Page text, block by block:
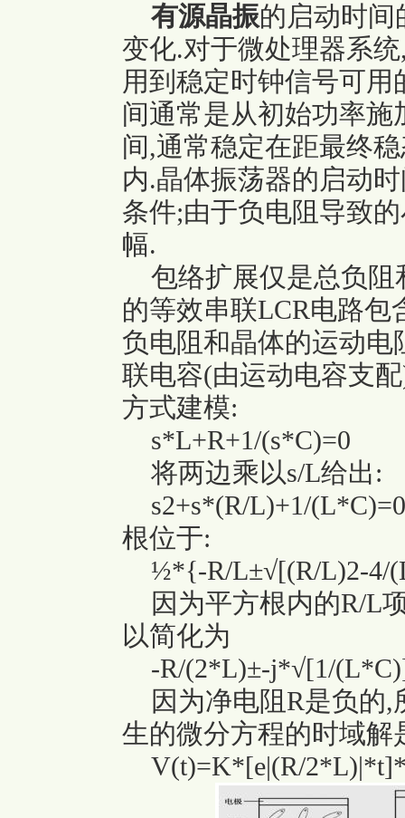
有源晶振的启动时间
变化.对于微处理器系
用到稳定时钟信号可
间通常是从初始功率
间,通常稳定在距最终
内.晶体振荡器的启动
条件;由于负电阻导致
幅.
包络扩展仅是总负阻
的等效串联LCR电路
负电阻和晶体的运动
联电容(由运动电容支
方式建模:
s*L+R+1/(s*C)=0
将两边乘以s/L给出:
s2+s*(R/L)+1/(L*C)=0
根位于:
½*{-R/L±√[(R/L)2-4/
因为平方根内的R/L
以简化为
-R/(2*L)±-j*√[1/
因为净电阻R是负的,
生的微分方程的时域解
V(t)=K*[e|(R/